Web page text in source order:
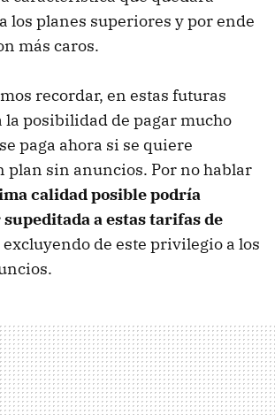
los planes superiores y por ende
más caros.
recordar, en estas futuras
posibilidad de pagar mucho
paga ahora si se quiere
plan sin anuncios. Por no hablar
calidad posible podría
a estas tarifas de
excluyendo de este privilegio a los